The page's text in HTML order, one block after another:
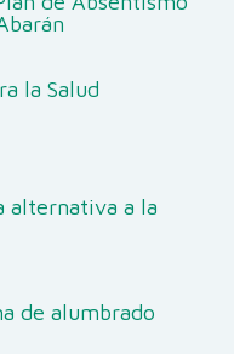
la Salud
alternativa a la
de alumbrado